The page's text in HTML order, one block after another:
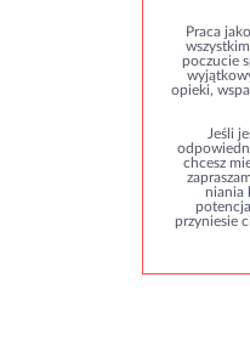
Praca
poczucie
opieki,
Jeśli
chcesz
niania
przyniesie